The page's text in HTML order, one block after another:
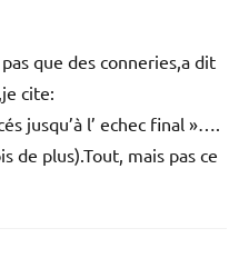
que des conneries,a dit
cite:
jusqu’à l’ echec final »….
de plus).Tout, mais pas ce